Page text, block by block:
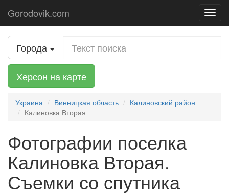
Gorodovik.com
Города
Херсон на карте
Украина Винницкая область
Калиновский район
Калиновка Вторая
Фотографии поселка
Калиновка Вторая.
Съемки со спутника